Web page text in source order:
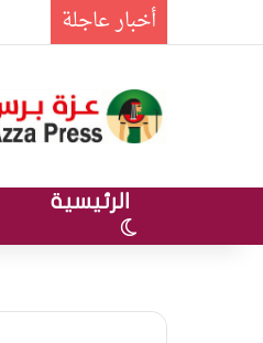
أخبار عاجلة
الرئيسية
الوضع المظلم